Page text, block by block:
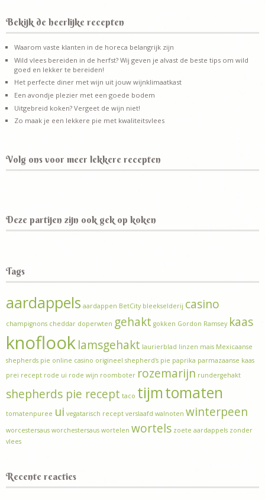
Bekijk de heerlijke recepten
Waarom vaste klanten in de horeca belangrijk zijn
Wild vlees bereiden in de herfst? Wij geven je alvast de beste tips om wild
goed en lekker te bereiden!
Het perfecte diner met wijn uit jouw wijnklimaatkast
Een avondje plezier met een goede bodem
Uitgebreid koken? Vergeet de wijn niet!
Zo maak je een lekkere pie met kwaliteitsvlees
Volg ons voor meer lekkere recepten
Deze partijen zijn ook gek op koken
Tags
aardappels aardappen BetCity bleekselderij casino
champignons cheddar doperwten gehakt gokken Gordon Ramsey kaas
knoflooklamsgehakt laurierblad linzen mais Mexicaanse
shepherds pie online casino origineel shepherd's pie paprika parmazaanse kaas
prei recept rode ui rode wijn roomboter rozemarijn rundergehakt
shepherds pie recept taco tijmtomaten
tomatenpuree ui vegatarisch recept verslaafd walnoten winterpeen
worcestersaus worchestersaus wortelen wortels zoete aardappels zonder
vlees
Recente reacties